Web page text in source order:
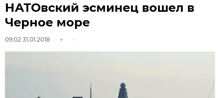
НАТОвский эсминец вошел в
Черное море
09:02 31.01.2018